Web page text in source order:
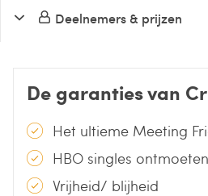
Deelnemers & prijzen
De garanties van
Het ultieme Meeting
HBO singles ontmoeten
Vrijheid/ blijheid